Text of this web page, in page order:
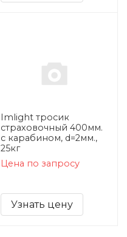
Imlight тросик
страховочный 400мм.
с карабином, d=2мм.,
25кг
Цена по запросу
Узнать цену